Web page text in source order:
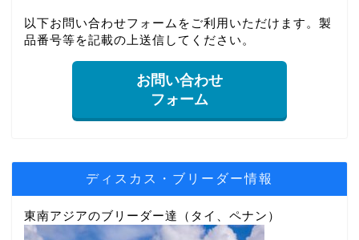
以下お問い合わせフォームをご利用いただけます。製
品番号等を記載の上送信してください。
お問い合わせ
フォーム
ディスカス・ブリーダー情報
東南アジアのブリーダー達（タイ、ペナン）